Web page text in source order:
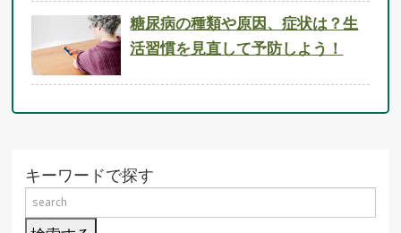
糖尿病の種類や原因、症状は？生
活習慣を見直して予防しよう！
キーワードで探す